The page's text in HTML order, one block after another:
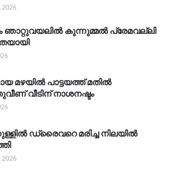
2026
ഞാറ്റുവയലിൽ കുന്നുമ്മൽ പ്രേമവല്ലി
മഴയിൽ പാട്ടയത്ത് മതിൽ
വീടിന് നാശനഷ്ടം
ഡ്രൈവറെ മരിച്ച നിലയിൽ
2026